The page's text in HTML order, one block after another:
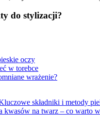
do stylizacji?
oczy
w torebce
wrażenie?
składniki i metody
kwasów na twarz – co warto